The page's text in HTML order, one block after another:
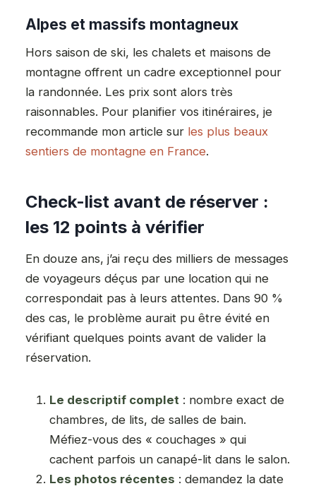
Alpes et massifs montagneux
Hors saison de ski, les chalets et maisons de
montagne offrent un cadre exceptionnel pour
la randonnée. Les prix sont alors très
raisonnables. Pour planifier vos itinéraires, je
recommande mon article sur les plus beaux
sentiers de montagne en France.
Check-list avant de réserver :
les 12 points à vérifier
En douze ans, j’ai reçu des milliers de messages
de voyageurs déçus par une location qui ne
correspondait pas à leurs attentes. Dans 90 %
des cas, le problème aurait pu être évité en
vérifiant quelques points avant de valider la
réservation.
Le descriptif complet: nombre exact de
chambres, de lits, de salles de bain.
Méfiez-vous des « couchages » qui
cachent parfois un canapé-lit dans le salon.
Les photos récentes : demandez la date